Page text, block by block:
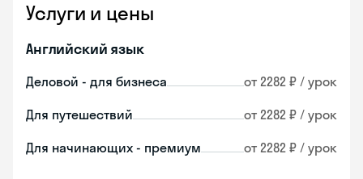
Услуги и цены
Английский язык
Деловой - для бизнеса от 2282 ₽ / урок
Для путешествий от 2282 ₽ / урок
Для начинающих - премиум от 2282 ₽ / урок